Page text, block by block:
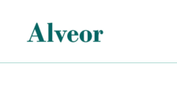
contenu